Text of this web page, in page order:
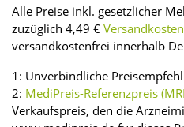
Alle Preise inkl. gesetzlicher
zuzüglich 4,49 € Versandkosten
versandkostenfrei innerhalb
1: Unverbindliche
2: MediPreis-Referenzpreis
Verkaufspreis, den die